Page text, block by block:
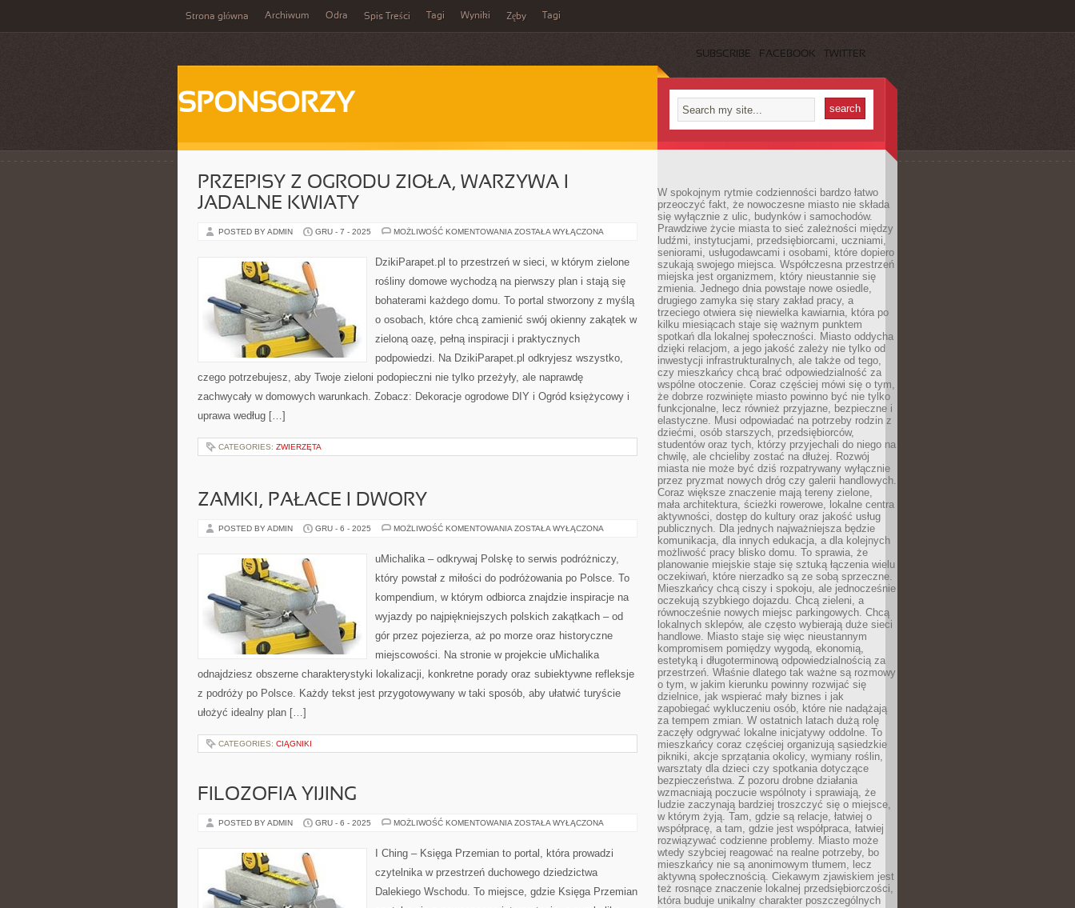
Strona główna Archiwum Odra Spis Treści Tagi Wyniki Zęby Tagi
SUBSCRIBE FACEBOOK TWITTER
SPONSORZY
PRZEPISY Z OGRODU ZIOŁA, WARZYWA I
JADALNE KWIATY
POSTED BY ADMIN GRU - 7 - 2025 MOŻLIWOŚĆ KOMENTOWANIA PRZEPISY
ZIOŁA,
WARZYWA
JADALNE
ZOSTAŁA WYŁĄCZONA
DzikiParapet.pl to przestrzeń w sieci, w którym zielone
rośliny domowe wychodzą na pierwszy plan i stają się
bohaterami każdego domu. To portal stworzony z myślą
o osobach, które chcą zamienić swój okienny zakątek w
zieloną oazę, pełną inspiracji i praktycznych
podpowiedzi. Na DzikiParapet.pl odkryjesz wszystko,
czego potrzebujesz, aby Twoje zieloni podopieczni nie tylko przeżyły, ale naprawdę
zachwycały w domowych warunkach. Zobacz: Dekoracje ogrodowe DIY i Ogród księżycowy i
uprawa według […]
CATEGORIES: ZWIERZĘTA
ZAMKI, PAŁACE I DWORY
POSTED BY ADMIN GRU - 6 - 2025 MOŻLIWOŚĆ KOMENTOWANIA ZAMKI,
DWORY
ZOSTAŁA WYŁĄCZONA
uMichalika – odkrywaj Polskę to serwis podróżniczy,
który powstał z miłości do podróżowania po Polsce. To
kompendium, w którym odbiorca znajdzie inspiracje na
wyjazdy po najpiękniejszych polskich zakątkach – od
gór przez pojezierza, aż po morze oraz historyczne
miejscowości. Na stronie w projekcie uMichalika
odnajdziesz obszerne charakterystyki lokalizacji, konkretne porady oraz subiektywne refleksje
z podróży po Polsce. Każdy tekst jest przygotowywany w taki sposób, aby ułatwić turyście
ułożyć idealny plan […]
CATEGORIES: CIĄGNIKI
FILOZOFIA YIJING
POSTED BY ADMIN GRU - 6 - 2025 MOŻLIWOŚĆ KOMENTOWANIA FILOZOFIA
ZOSTAŁA WYŁĄCZONA
I Ching – Księga Przemian to portal, która prowadzi
czytelnika w przestrzeń duchowego dziedzictwa
Dalekiego Wschodu. To miejsce, gdzie Księga Przemian
W spokojnym rytmie codzienności bardzo łatwo
przeoczyć fakt, że nowoczesne miasto nie składa
się wyłącznie z ulic, budynków i samochodów.
Prawdziwe życie miasta to sieć zależności między
ludźmi, instytucjami, przedsiębiorcami, uczniami,
seniorami, usługodawcami i osobami, które dopiero
szukają swojego miejsca. Współczesna przestrzeń
miejska jest organizmem, który nieustannie się
zmienia. Jednego dnia powstaje nowe osiedle,
drugiego zamyka się stary zakład pracy, a
trzeciego otwiera się niewielka kawiarnia, która po
kilku miesiącach staje się ważnym punktem
spotkań dla lokalnej społeczności. Miasto oddycha
dzięki relacjom, a jego jakość zależy nie tylko od
inwestycji infrastrukturalnych, ale także od tego,
czy mieszkańcy chcą brać odpowiedzialność za
wspólne otoczenie. Coraz częściej mówi się o tym,
że dobrze rozwinięte miasto powinno być nie tylko
funkcjonalne, lecz również przyjazne, bezpieczne i
elastyczne. Musi odpowiadać na potrzeby rodzin z
dziećmi, osób starszych, przedsiębiorców,
studentów oraz tych, którzy przyjechali do niego na
chwilę, ale chcieliby zostać na dłużej. Rozwój
miasta nie może być dziś rozpatrywany wyłącznie
przez pryzmat nowych dróg czy galerii handlowych.
Coraz większe znaczenie mają tereny zielone,
mała architektura, ścieżki rowerowe, lokalne centra
aktywności, dostęp do kultury oraz jakość usług
publicznych. Dla jednych najważniejsza będzie
komunikacja, dla innych edukacja, a dla kolejnych
możliwość pracy blisko domu. To sprawia, że
planowanie miejskie staje się sztuką łączenia wielu
oczekiwań, które nierzadko są ze sobą sprzeczne.
Mieszkańcy chcą ciszy i spokoju, ale jednocześnie
oczekują szybkiego dojazdu. Chcą zieleni, a
równocześnie nowych miejsc parkingowych. Chcą
lokalnych sklepów, ale często wybierają duże sieci
handlowe. Miasto staje się więc nieustannym
kompromisem pomiędzy wygodą, ekonomią,
estetyką i długoterminową odpowiedzialnością za
przestrzeń. Właśnie dlatego tak ważne są rozmowy
o tym, w jakim kierunku powinny rozwijać się
dzielnice, jak wspierać mały biznes i jak
zapobiegać wykluczeniu osób, które nie nadążają
za tempem zmian. W ostatnich latach dużą rolę
zaczęły odgrywać lokalne inicjatywy oddolne. To
mieszkańcy coraz częściej organizują sąsiedzkie
pikniki, akcje sprzątania okolicy, wymiany roślin,
warsztaty dla dzieci czy spotkania dotyczące
bezpieczeństwa. Z pozoru drobne działania
wzmacniają poczucie wspólnoty i sprawiają, że
ludzie zaczynają bardziej troszczyć się o miejsce,
w którym żyją. Tam, gdzie są relacje, łatwiej o
współpracę, a tam, gdzie jest współpraca, łatwiej
rozwiązywać codzienne problemy. Miasto może
wtedy szybciej reagować na realne potrzeby, bo
mieszkańcy nie są anonimowym tłumem, lecz
aktywną społecznością. Ciekawym zjawiskiem jest
też rosnące znaczenie lokalnej przedsiębiorczości,
która buduje unikalny charakter poszczególnych